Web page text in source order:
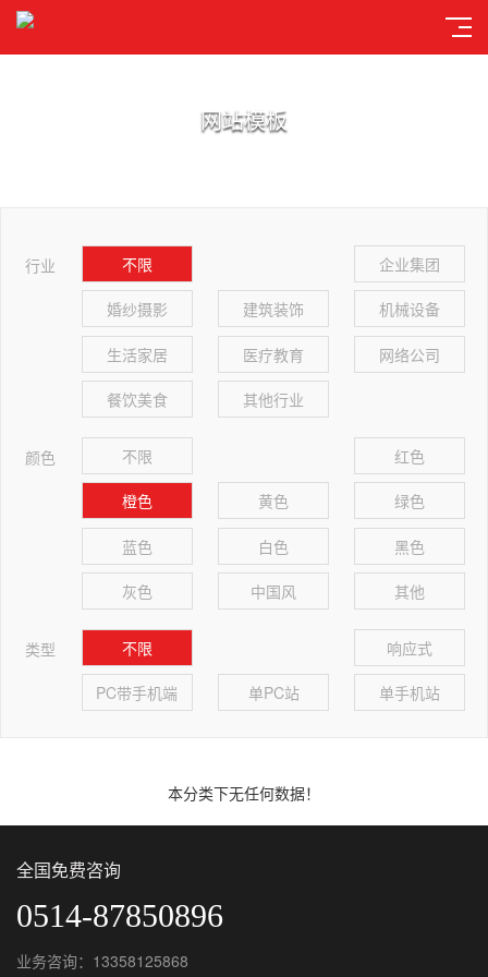
网站模板
行业 不限 企业集团
婚纱摄影 建筑装饰 机械设备
生活家居 医疗教育 网络公司
餐饮美食 其他行业
颜色 不限 红色
橙色 黄色 绿色
蓝色 白色 黑色
灰色 中国风 其他
类型 不限 响应式
PC带手机端 单PC站 单手机站
本分类下无任何数据！
全国免费咨询
0514-87850896
业务咨询：13358125868